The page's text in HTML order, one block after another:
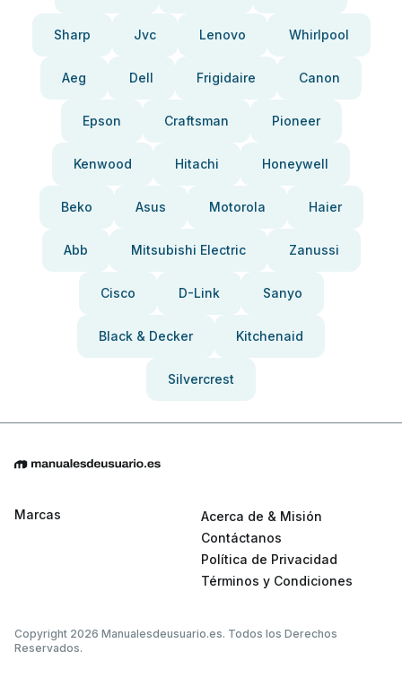
Sharp Jvc Lenovo Whirlpool
Aeg Dell Frigidaire Canon
Epson Craftsman Pioneer
Kenwood Hitachi Honeywell
Beko Asus Motorola Haier
Abb Mitsubishi Electric Zanussi
Cisco D-Link Sanyo
Black & Decker Kitchenaid
Silvercrest
Marcas
Acerca de & Misión
Contáctanos
Política de Privacidad
Términos y Condiciones
Copyright 2026 Manualesdeusuario.es. Todos los Derechos
Reservados.